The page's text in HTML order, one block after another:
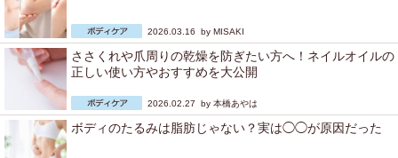
2026.03.16 by MISAKI
ささくれや爪周りの乾燥を防ぎたい方へ！ネイルオイルの
正しい使い方やおすすめを大公開
2026.02.27 by 本橋あやは
ボディのたるみは脂肪じゃない？実は◯◯が原因だった